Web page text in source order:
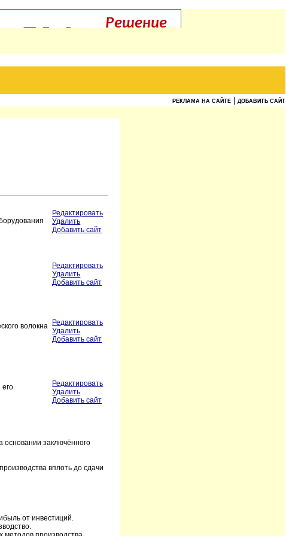
РЕКЛАМА НА САЙТЕ ДОБАВИТЬ САЙТ
Редактировать
Удалить
Добавить сайт
Редактировать
Удалить
Добавить сайт
волокна
Редактировать
Удалить
Добавить сайт
Редактировать
Удалить
Добавить сайт
заключённого
вплоть до сдачи
от инвестиций.